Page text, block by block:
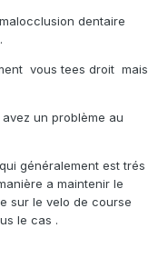
dentaire
vous tees droit mais
un problème au
généralement est trés
a maintenir le
sur le velo de course
le cas .